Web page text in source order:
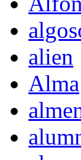
alien
Alma